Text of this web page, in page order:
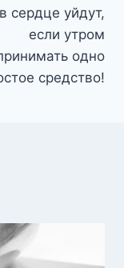
сердце уйдут,
если утром
одно
средство!